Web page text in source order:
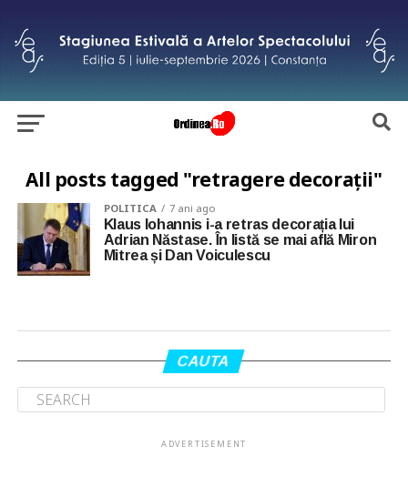
All posts tagged "retragere decorații"
POLITICA 7 ani ago
Klaus Iohannis i-a retras decorația lui
Adrian Năstase. În listă se mai află Miron
Mitrea și Dan Voiculescu
CAUTA
ADVERTISEMENT